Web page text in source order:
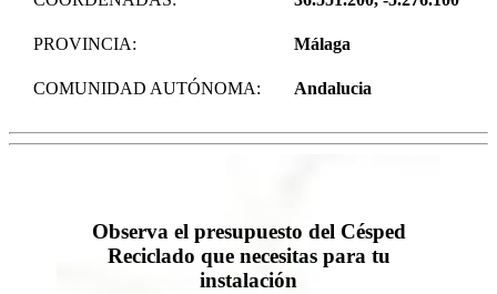
PROVINCIA: Málaga
COMUNIDAD AUTÓNOMA: Andalucia
Observa el presupuesto del Césped
Reciclado que necesitas para tu
instalación